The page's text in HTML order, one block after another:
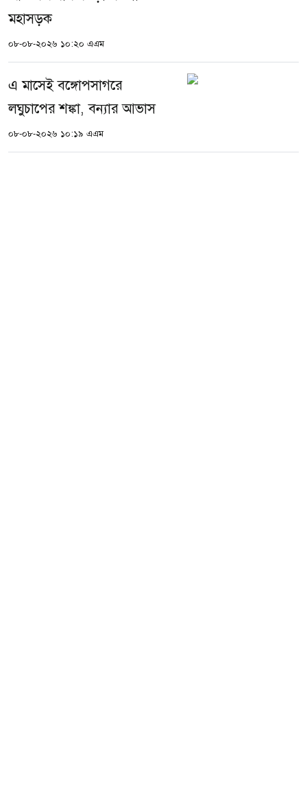
মহাসড়ক
০৮-০৮-২০২৬ ১০:২০ এএম
এ মাসেই বঙ্গোপসাগরে
লঘুচাপের শঙ্কা, বন্যার আভাস
০৮-০৮-২০২৬ ১০:১৯ এএম